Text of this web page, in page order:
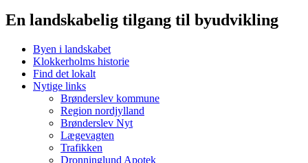
En landskabelig tilgang til byudvikling
Byen i landskabet
Klokkerholms historie
Find det lokalt
Nytige links
Brønderslev kommune
Region nordjylland
Brønderslev Nyt
Lægevagten
Trafikken
Dronninglund Apotek